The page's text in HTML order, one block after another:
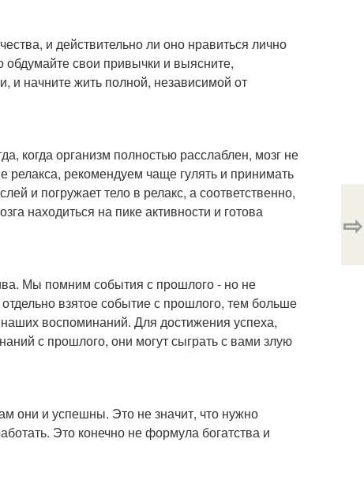
и действительно ли оно нравиться лично
свои привычки и выясните,
начните жить полной, независимой от
когда организм полностью расслаблен, мозг не
рекомендуем чаще гулять и принимать
и погружает тело в релакс, а соответственно,
находиться на пике активности и готова
Мы помним события с прошлого - но не
взятое событие с прошлого, тем больше
воспоминаний. Для достижения успеха,
с прошлого, они могут сыграть с вами злую
они и успешны. Это не значит, что нужно
Это конечно не формула богатства и
⇨